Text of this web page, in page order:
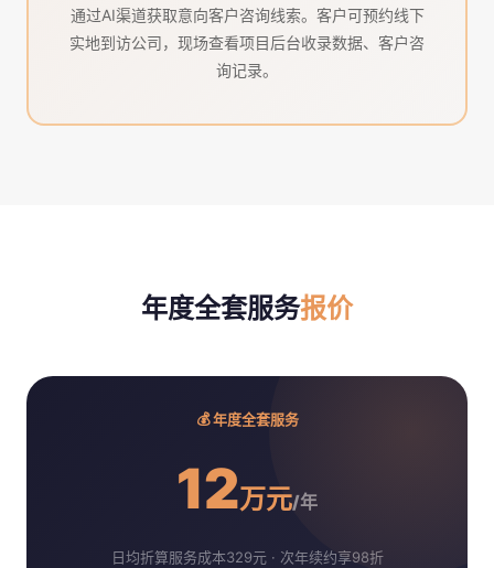
通过AI渠道获取意向客户咨询线索。客户可预约线下
实地到访公司，现场查看项目后台收录数据、客户咨
询记录。
年度全套服务报价
💰 年度全套服务
12万元/年
日均折算服务成本329元 · 次年续约享98折